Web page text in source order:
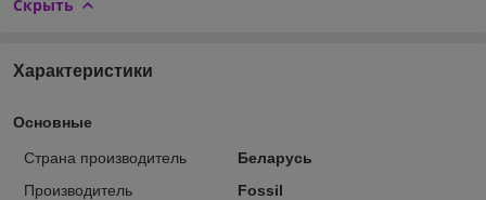
Скрыть
Характеристики
Основные
Страна производитель
Беларусь
Производитель
Fossil